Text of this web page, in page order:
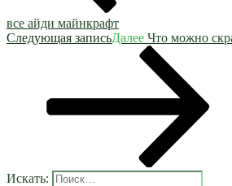
все айди майнкрафт
Следующая записьДалее Что можно
Искать: